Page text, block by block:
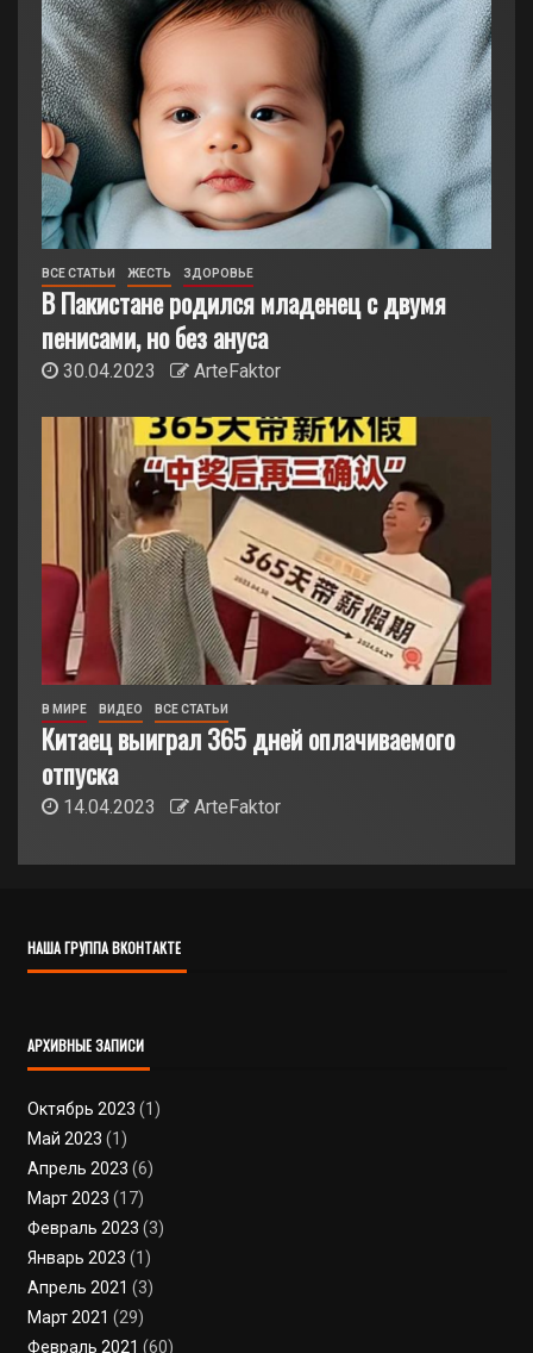
ВСЕ СТАТЬИ ЖЕСТЬ ЗДОРОВЬЕ
В Пакистане родился младенец с двумя
пенисами, но без ануса
30.04.2023 ArteFaktor
В МИРЕ ВИДЕО ВСЕ СТАТЬИ
Китаец выиграл 365 дней оплачиваемого
отпуска
14.04.2023 ArteFaktor
НАША ГРУППА ВКОНТАКТЕ
АРХИВНЫЕ ЗАПИСИ
Октябрь 2023 (1)
Май 2023 (1)
Апрель 2023 (6)
Март 2023 (17)
Февраль 2023 (3)
Январь 2023 (1)
Апрель 2021 (3)
Март 2021 (29)
Февраль 2021 (60)